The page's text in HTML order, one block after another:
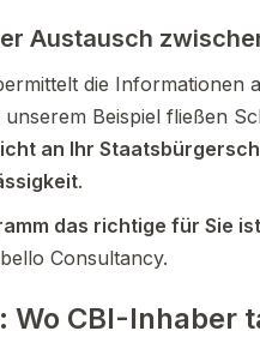
Austausch
die Informationen
Beispiel fließen
an Ihr
.
das richtige für Sie
Consultancy.
Wo CBI-